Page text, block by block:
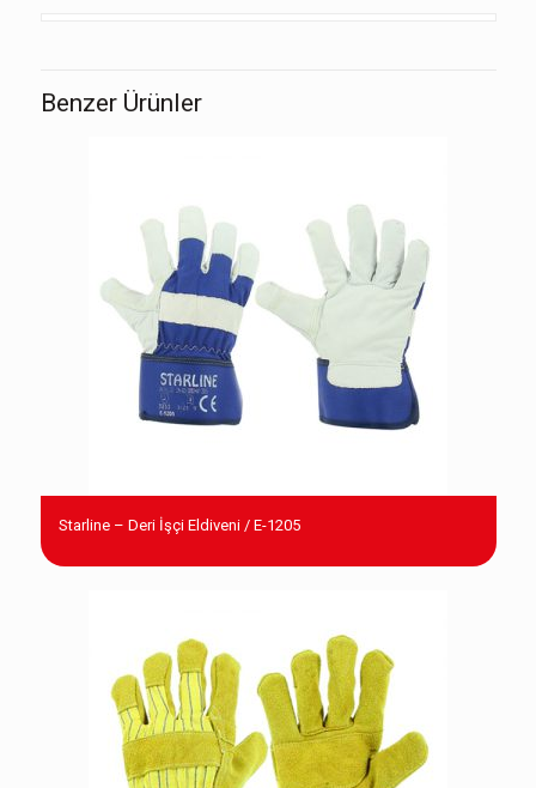
Benzer Ürünler
Starline – Deri İşçi Eldiveni / E-1205